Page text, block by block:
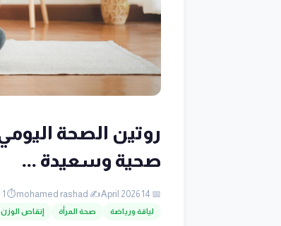
صحية وسعيدة ...
📅 14 April 2026
✍️ mohamed rashad ⏱️ 1 دقيقة قراءة
لياقة ورياضة صحة المرأة إنقاص الوزن